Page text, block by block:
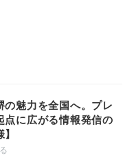
の魅力を全国へ。プレ
点に広がる情報発信の